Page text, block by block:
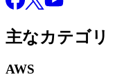
主なカテゴリ
AWS